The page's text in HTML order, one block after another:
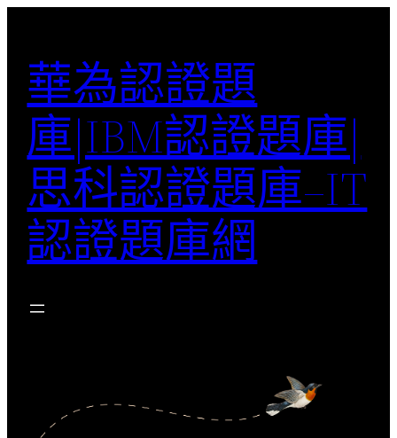
華為認證題
庫|IBM認證題庫|
思科認證題庫–IT
認證題庫網